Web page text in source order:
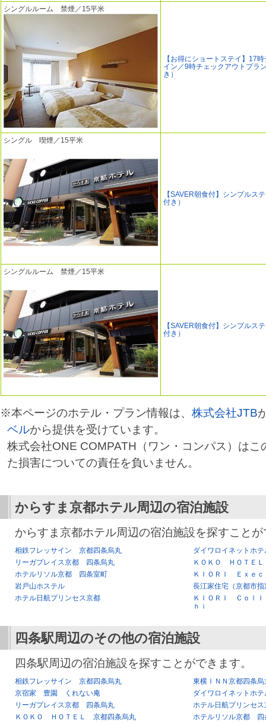
シングルルーム 禁煙／15平米
【お得にショートステイ】17
イン／9時チェックアウトプラ
き）
シングル 喫煙／15平米
【SAVER朝食付】シンプルス
付き）
シングルルーム 禁煙／15平米
【SAVER朝食付】シンプルス
付き）
※本ページのホテル・プラン情報は、 株式会社JTB
ベルから提供を受けています。
株式会社ONE COMPATH（ワン・コンパス）はこ
た損害についての責任を負いません。
からすま京都ホテル周辺の宿泊施設
からすま京都ホテル周辺の宿泊施設を探すこと
相鉄フレッサイン 京都四条烏丸
ダイワロイネットホ
リーガプレイス京都 四条烏丸
ＫＯＫＯ ＨＯＴＥ
ホテルリソル京都 四条室町
ＫＩＯＲＩ Ｅｘｅ
岩戸山ホステル
長江家住宅（京都市
ホテル日航プリンセス京都
ＫＩＯＲＩ Ｃｏｌ
ｈｉ
四条駅周辺のその他の宿泊施設
四条駅周辺の宿泊施設を探すことができます。
相鉄フレッサイン 京都四条烏丸
東横ＩＮＮ京都四条烏
京宿家 豊園 くれない庵
ダイワロイネットホ
リーガプレイス京都 四条烏丸
ホテル日航プリンセス
ＫＯＫＯ ＨＯＴＥＬ 京都四条烏丸
ホテルリソル京都 四